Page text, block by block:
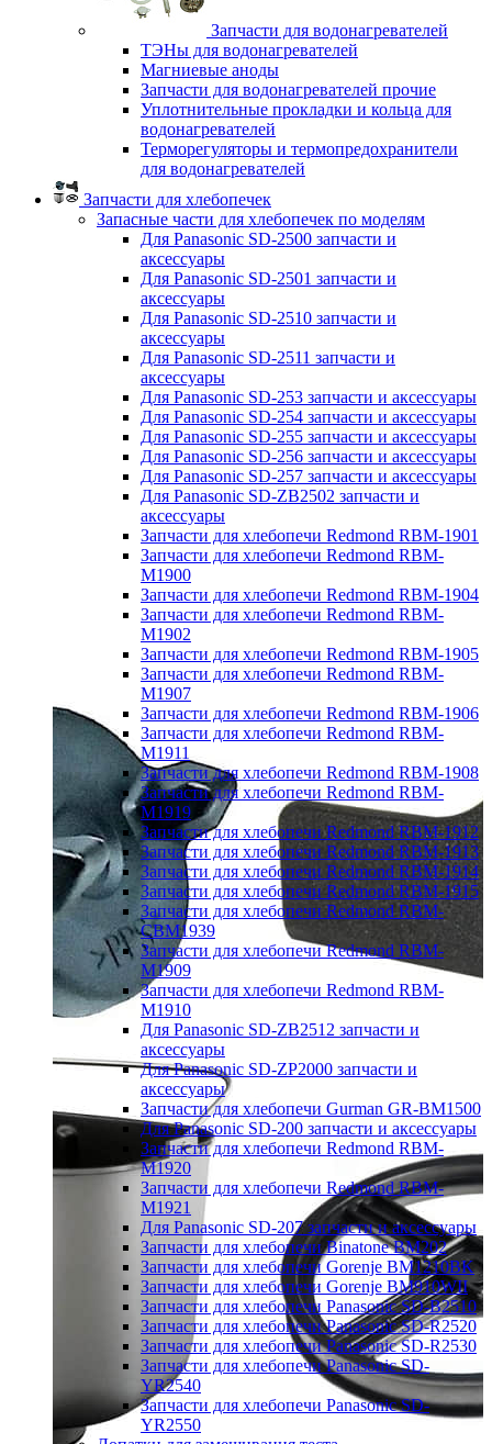
Запчасти для водонагревателей
ТЭНы для водонагревателей
Магниевые аноды
Запчасти для водонагревателей прочие
Уплотнительные прокладки и кольца для
водонагревателей
Терморегуляторы и термопредохранители
для водонагревателей
Запчасти для хлебопечек
Запасные части для хлебопечек по моделям
Для Panasonic SD-2500 запчасти и
аксессуары
Для Panasonic SD-2501 запчасти и
аксессуары
Для Panasonic SD-2510 запчасти и
аксессуары
Для Panasonic SD-2511 запчасти и
аксессуары
Для Panasonic SD-253 запчасти и аксессуары
Для Panasonic SD-254 запчасти и аксессуары
Для Panasonic SD-255 запчасти и аксессуары
Для Panasonic SD-256 запчасти и аксессуары
Для Panasonic SD-257 запчасти и аксессуары
Для Panasonic SD-ZB2502 запчасти и
аксессуары
Запчасти для хлебопечи Redmond RBM-1901
Запчасти для хлебопечи Redmond RBM-
M1900
Запчасти для хлебопечи Redmond RBM-1904
Запчасти для хлебопечи Redmond RBM-
M1902
Запчасти для хлебопечи Redmond RBM-1905
Запчасти для хлебопечи Redmond RBM-
M1907
Запчасти для хлебопечи Redmond RBM-1906
Запчасти для хлебопечи Redmond RBM-
M1911
Запчасти для хлебопечи Redmond RBM-1908
Запчасти для хлебопечи Redmond RBM-
M1919
Запчасти для хлебопечи Redmond RBM-1912
Запчасти для хлебопечи Redmond RBM-1913
Запчасти для хлебопечи Redmond RBM-1914
Запчасти для хлебопечи Redmond RBM-1915
Запчасти для хлебопечи Redmond RBM-
CBM1939
Запчасти для хлебопечи Redmond RBM-
M1909
Запчасти для хлебопечи Redmond RBM-
M1910
Для Panasonic SD-ZB2512 запчасти и
аксессуары
Для Panasonic SD-ZP2000 запчасти и
аксессуары
Запчасти для хлебопечи Gurman GR-BM1500
Для Panasonic SD-200 запчасти и аксессуары
Запчасти для хлебопечи Redmond RBM-
M1920
Запчасти для хлебопечи Redmond RBM-
M1921
Для Panasonic SD-207 запчасти и аксессуары
Запчасти для хлебопечи Binatone BM202
Запчасти для хлебопечи Gorenje BM1210BK
Запчасти для хлебопечи Gorenje BM910WII
Запчасти для хлебопечи Panasonic SD-B2510
Запчасти для хлебопечи Panasonic SD-R2520
Запчасти для хлебопечи Panasonic SD-R2530
Запчасти для хлебопечи Panasonic SD-
YR2540
Запчасти для хлебопечи Panasonic SD-
YR2550